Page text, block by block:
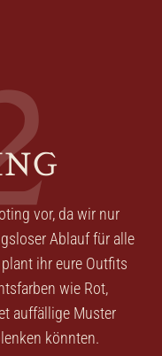
vor, da wir nur
Ablauf für alle
ihr eure Outfits
wie Rot,
auffällige Muster
könnten.